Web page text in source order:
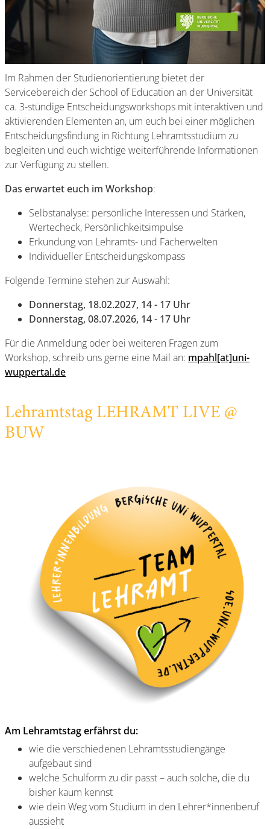
Im Rahmen der Studienorientierung bietet der
Servicebereich der School of Education an der Universität
ca. 3-stündige Entscheidungsworkshops mit interaktiven und
aktivierenden Elementen an, um euch bei einer möglichen
Entscheidungsfindung in Richtung Lehramtsstudium zu
begleiten und euch wichtige weiterführende Informationen
zur Verfügung zu stellen.
Das erwartet euch im Workshop:
Selbstanalyse: persönliche Interessen und Stärken,
Wertecheck, Persönlichkeitsimpulse
Erkundung von Lehramts- und Fächerwelten
Individueller Entscheidungskompass
Folgende Termine stehen zur Auswahl:
Donnerstag, 18.02.2027, 14 - 17 Uhr
Donnerstag, 08.07.2026, 14 - 17 Uhr
Für die Anmeldung oder bei weiteren Fragen zum
Workshop, schreib uns gerne eine Mail an: mpahl[at]uni-
wuppertal.de
Lehramtstag LEHRAMT LIVE @
BUW
Am Lehramtstag erfährst du:
wie die verschiedenen Lehramtsstudiengänge
aufgebaut sind
welche Schulform zu dir passt – auch solche, die du
bisher kaum kennst
wie dein Weg vom Studium in den Lehrer*innenberuf
aussieht